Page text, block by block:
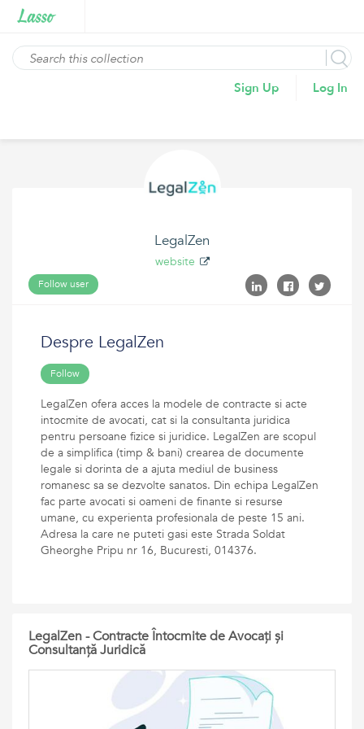
Sign Up Log In
LegalZen
website
Follow user
Despre LegalZen
Follow
LegalZen ofera acces la modele de contracte si acte
intocmite de avocati, cat si la consultanta juridica
pentru persoane fizice si juridice. LegalZen are scopul
de a simplifica (timp & bani) crearea de documente
legale si dorinta de a ajuta mediul de business
romanesc sa se dezvolte sanatos. Din echipa LegalZen
fac parte avocati si oameni de finante si resurse
umane, cu experienta profesionala de peste 15 ani.
Adresa la care ne puteti gasi este Strada Soldat
Gheorghe Pripu nr 16, Bucuresti, 014376.
LegalZen - Contracte Întocmite de Avocați și
Consultanță Juridică